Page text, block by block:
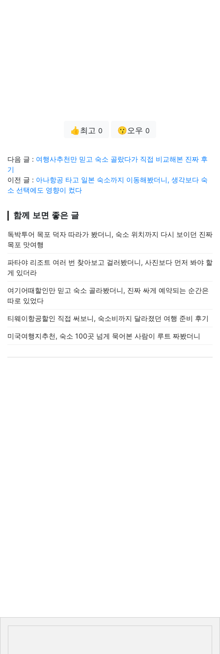
👍최고 0 😗오우 0
다음 글 : 여행사추천만 믿고 숙소 골랐다가 직접 비교해본 진짜 후
기
이전 글 : 아나항공 타고 일본 숙소까지 이동해봤더니, 생각보다 숙
소 선택에도 영향이 컸다
함께 보면 좋은 글
독박투어 목포 덕자 따라가 봤더니, 숙소 위치까지 다시 보이던 진짜
목포 맛여행
파타야 리조트 여러 번 찾아보고 걸러봤더니, 사진보다 먼저 봐야 할
게 있더라
여기어때할인만 믿고 숙소 골라봤더니, 진짜 싸게 예약되는 순간은
따로 있었다
티웨이항공할인 직접 써보니, 숙소비까지 달라졌던 여행 준비 후기
미국여행지추천, 숙소 100곳 넘게 묵어본 사람이 루트 짜봤더니